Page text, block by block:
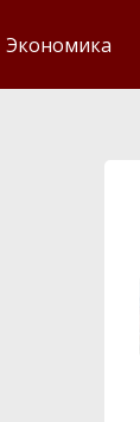
Экономика